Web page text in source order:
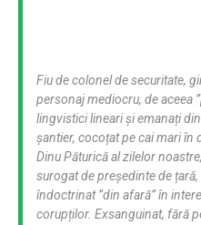
Fiu de colonel de securitate,
personaj mediocru, de aceea
lingvistici lineariși emanați
șantier, cocoțat pe cai mari în
Dinu Păturică al zilelor
surogat de președinte deț
îndoctrinat ”din afară” în
corupților. Exsanguinat, fără